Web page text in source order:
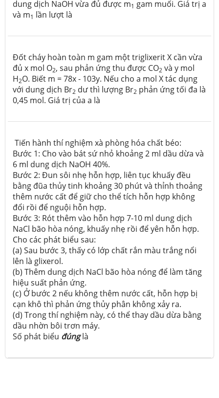
dung dịch NaOH vừa đủ được m1 gam muối. Giá trị a
và m1 lần lượt là
Đốt cháy hoàn toàn m gam một triglixerit X cần vừa
đủ x mol O2, sau phản ứng thu được CO2 và y mol
H2O. Biết m = 78x - 103y. Nếu cho a mol X tác dụng
với dung dịch Br2 dư thì lượng Br2 phản ứng tối đa là
0,45 mol. Giá trị của a là
Tiến hành thí nghiệm xà phòng hóa chất béo:
Bước 1: Cho vào bát sứ nhỏ khoảng 2 ml dầu dừa và
6 ml dung dịch NaOH 40%.
Bước 2: Đun sôi nhẹ hỗn hợp, liên tục khuấy đều
bằng đũa thủy tinh khoảng 30 phút và thỉnh thoảng
thêm nước cất để giữ cho thể tích hỗn hợp không
đổi rồi để nguội hỗn hợp.
Bước 3: Rót thêm vào hỗn hợp 7-10 ml dung dịch
NaCl bão hòa nóng, khuấy nhẹ rồi để yên hỗn hợp.
Cho các phát biểu sau:
(a) Sau bước 3, thấy có lớp chất rắn màu trắng nổi
lên là glixerol.
(b) Thêm dung dịch NaCl bão hòa nóng để làm tăng
hiệu suất phản ứng.
(c) Ở bước 2 nếu không thêm nước cất, hỗn hợp bị
cạn khô thì phản ứng thủy phân không xảy ra.
(d) Trong thí nghiệm này, có thể thay dầu dừa bằng
dầu nhờn bôi trơn máy.
Số phát biểu đúnglà